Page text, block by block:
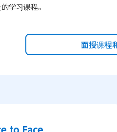
学习课程。
面授课程